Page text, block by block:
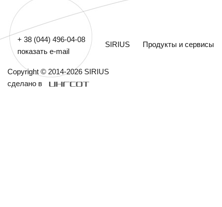
+ 38 (044) 496-04-08
показать e-mail
SIRIUS Продукты и сервисы
Copyright © 2014-2026 SIRIUS
сделано в